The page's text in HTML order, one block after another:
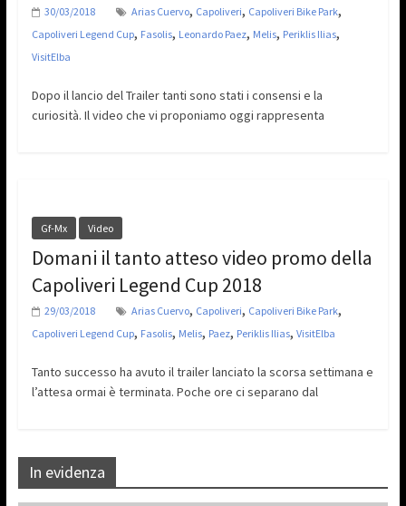
30/03/2018 Arias Cuervo, Capoliveri, Capoliveri Bike Park,
Capoliveri Legend Cup, Fasolis, Leonardo Paez, Melis, Periklis Ilias,
VisitElba
Dopo il lancio del Trailer tanti sono stati i consensi e la
curiosità. Il video che vi proponiamo oggi rappresenta
Gf-Mx Video
Domani il tanto atteso video promo della
Capoliveri Legend Cup 2018
29/03/2018 Arias Cuervo, Capoliveri, Capoliveri Bike Park,
Capoliveri Legend Cup, Fasolis, Melis, Paez, Periklis Ilias, VisitElba
Tanto successo ha avuto il trailer lanciato la scorsa settimana e
l’attesa ormai è terminata. Poche ore ci separano dal
In evidenza